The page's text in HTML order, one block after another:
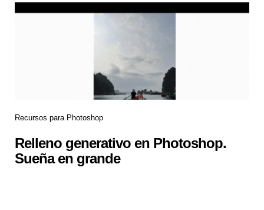
Recursos para Photoshop
Relleno generativo en Photoshop.
Sueña en grande